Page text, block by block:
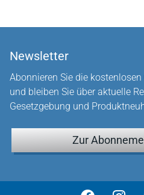
Newsletter
Abonnieren Sie die
und bleiben Sie über aktuelle
Gesetzgebung und
Zur